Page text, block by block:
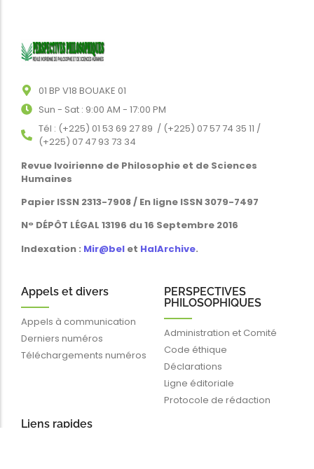
01 BP V18 BOUAKE 01
Sun - Sat : 9:00 AM - 17:00 PM
Tél : (+225) 01 53 69 27 89 / (+225) 07 57 74 35 11 /
(+225) 07 47 93 73 34
Revue Ivoirienne de Philosophie et de Sciences
Humaines
Papier ISSN 2313-7908 / En ligne ISSN 3079-7497
N° DÉPÔT LÉGAL 13196 du 16 Septembre 2016
Indexation : Mir@bel et HalArchive.
Appels et divers
Appels à communication
Derniers numéros
Téléchargements numéros
PERSPECTIVES
PHILOSOPHIQUES
Administration et Comité
Code éthique
Déclarations
Ligne éditoriale
Protocole de rédaction
Liens rapides